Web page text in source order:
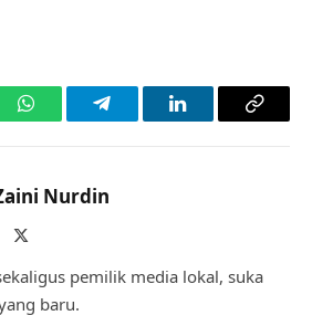
WhatsAppTelegramLinkedInCopy
Nurdin
pemilik media lokal, suka
baru.